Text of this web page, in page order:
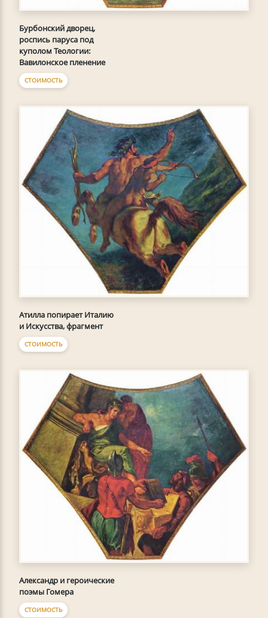
Бурбонский дворец,
роспись паруса под
куполом Теологии:
Вавилонское пленение
СТОИМОСТЬ
Атилла попирает Италию
и Искусства, фрагмент
СТОИМОСТЬ
Александр и героические
поэмы Гомера
СТОИМОСТЬ